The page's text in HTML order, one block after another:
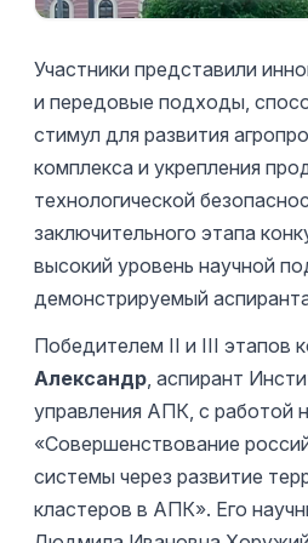
Участники представили
и передовые подходы,
стимул для развития
комплекса и укрепления
технологической
заключительного этапа
высокий уровень научной
демонстрируемый
Победителем II и III этапов
Александр , аспирант
управления АПК, с работой
«Совершенствование
системы через развитие
кластеров в АПК». Его